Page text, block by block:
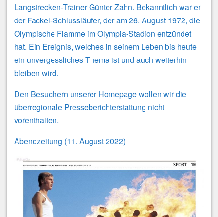
Langstrecken-Trainer Günter Zahn. Bekanntlich war er
der Fackel-Schlussläufer, der am 26. August 1972, die
Olympische Flamme im Olympia-Stadion entzündet
hat. Ein Ereignis, welches in seinem Leben bis heute
ein unvergessliches Thema ist und auch weiterhin
bleiben wird.
Den Besuchern unserer Homepage wollen wir die
überregionale Presseberichterstattung nicht
vorenthalten.
Abendzeitung (11. August 2022)